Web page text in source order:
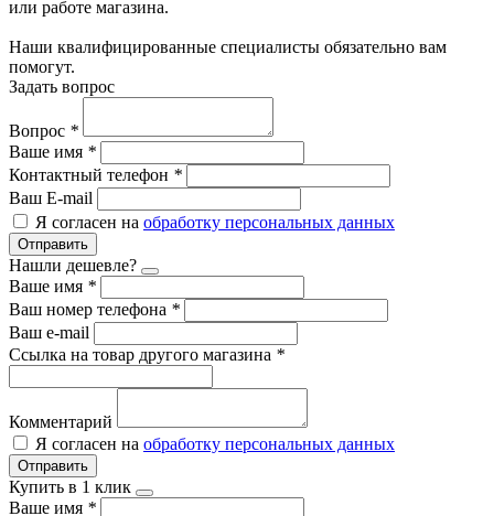
или работе магазина.
Наши квалифицированные специалисты обязательно вам
помогут.
Задать вопрос
Вопрос *
Ваше имя *
Контактный телефон *
Ваш E-mail
Я согласен на обработку персональных данных
Отправить
Нашли дешевле?
Ваше имя *
Ваш номер телефона *
Ваш e-mail
Ссылка на товар другого магазина *
Комментарий
Я согласен на обработку персональных данных
Отправить
Купить в 1 клик
Ваше имя *